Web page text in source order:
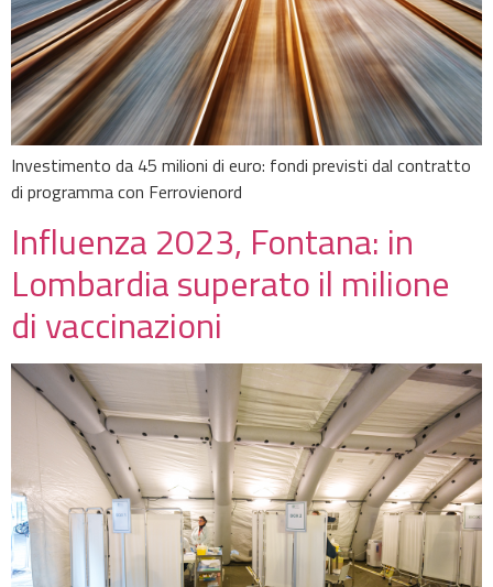
Investimento da 45 milioni di euro: fondi previsti dal contratto
di programma con Ferrovienord
Influenza 2023, Fontana: in
Lombardia superato il milione
di vaccinazioni